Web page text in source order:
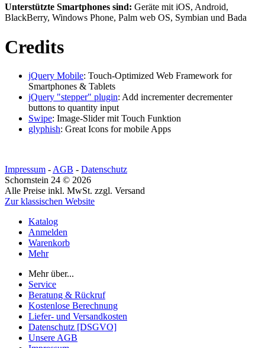
Unterstützte Smartphones sind: Geräte mit iOS, Android,
BlackBerry, Windows Phone, Palm web OS, Symbian und Bada
Credits
jQuery Mobile: Touch-Optimized Web Framework for
Smartphones & Tablets
jQuery "stepper" plugin: Add incrementer decrementer
buttons to quantity input
Swipe: Image-Slider mit Touch Funktion
glyphish: Great Icons for mobile Apps
Impressum - AGB - Datenschutz
Schornstein 24 © 2026
Alle Preise inkl. MwSt. zzgl. Versand
Zur klassischen Website
Katalog
Anmelden
Warenkorb
Mehr
Mehr über...
Service
Beratung & Rückruf
Kostenlose Berechnung
Liefer- und Versandkosten
Datenschutz [DSGVO]
Unsere AGB